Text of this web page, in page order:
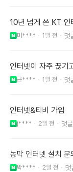
10년 넘게 쓴 KT 인
미**** 1일 전
인터넷이 자주 끊기
근**** 1일 전
인터넷&티비 가입
j**** 2일 전
농막 인터넷 설치 문
박**** 2일 전